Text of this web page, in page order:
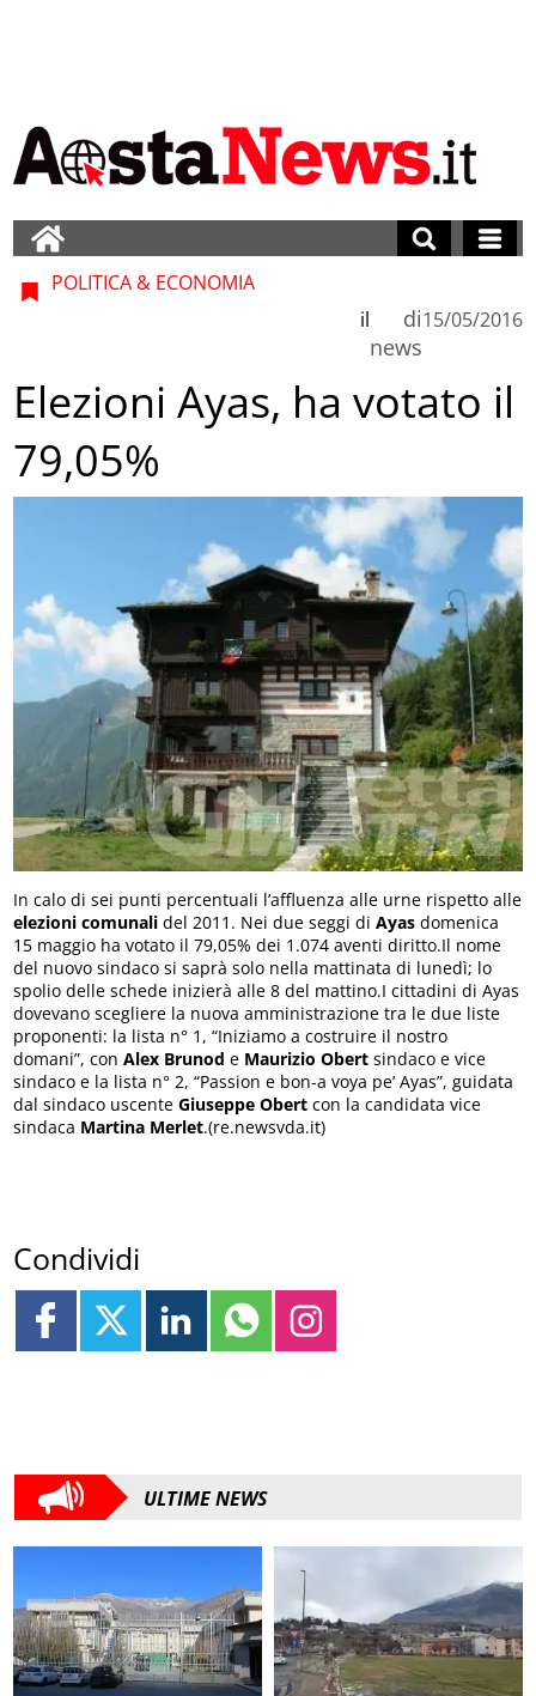
POLITICA & ECONOMIA
di
news
il 15/05/2016
Elezioni Ayas, ha votato il
79,05%
In calo di sei punti percentuali l’affluenza alle urne rispetto alle
elezioni comunali del 2011. Nei due seggi diAyas domenica
15 maggio ha votato il 79,05% dei 1.074 aventi diritto.Il nome
del nuovo sindaco si saprà solo nella mattinata di lunedì; lo
spolio delle schede inizierà alle 8 del mattino.I cittadini di Ayas
dovevano scegliere la nuova amministrazione tra le due liste
proponenti: la lista n° 1, “Iniziamo a costruire il nostro
domani”, conAlex Brunod e Maurizio Obert sindaco e vice
sindaco e la lista n° 2, “Passion e bon-a voya pe’ Ayas”, guidata
dal sindaco uscenteGiuseppe Obert con la candidata vice
sindaca Martina Merlet.(re.newsvda.it)
Condividi
ULTIME NEWS